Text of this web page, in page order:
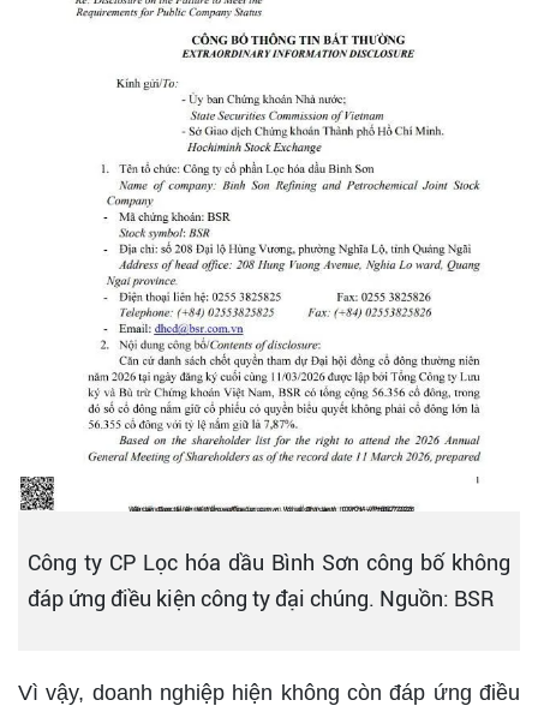
Công ty CP Lọc hóa dầu Bình Sơn công bố không
đáp ứng điều kiện công ty đại chúng. Nguồn: BSR
Vì vậy, doanh nghiệp hiện không còn đáp ứng điều